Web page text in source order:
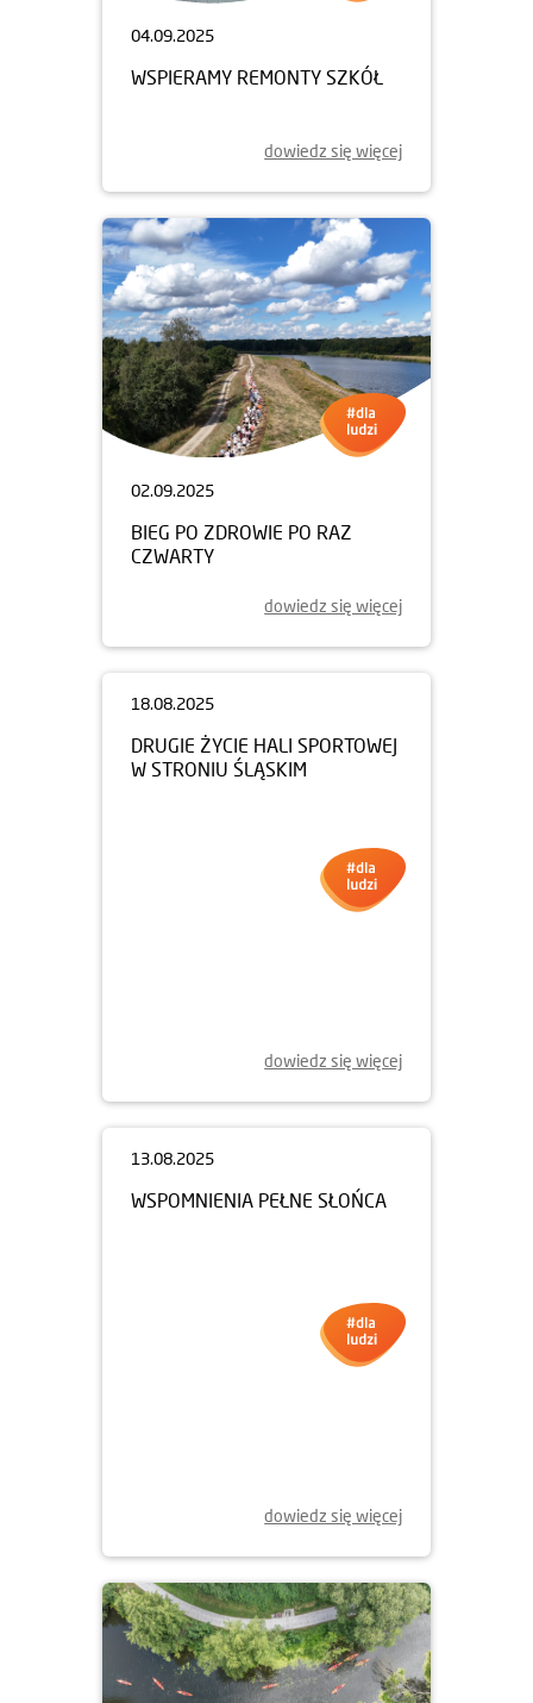
04.09.2025
WSPIERAMY REMONTY SZKÓŁ
dowiedz się więcej
02.09.2025
BIEG PO ZDROWIE PO RAZ
CZWARTY
dowiedz się więcej
dowiedz się więcej
dowiedz się więcej